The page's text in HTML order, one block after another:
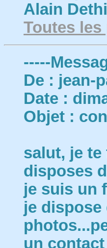
Alain
Toutes
-----
De : jean-
Date :
Objet :
salut, je
disposes
je suis un
je dispose
un